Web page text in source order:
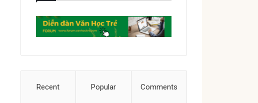
Recent Popular Comments